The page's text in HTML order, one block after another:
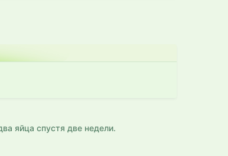
яйца спустя две недели.